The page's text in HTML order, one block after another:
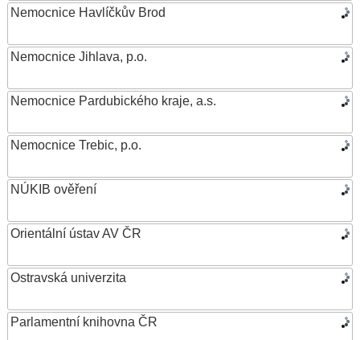
Nemocnice Havlíčkův Brod
Nemocnice Jihlava, p.o.
Nemocnice Pardubického kraje, a.s.
Nemocnice Trebic, p.o.
NÚKIB ověření
Orientální ústav AV ČR
Ostravská univerzita
Parlamentní knihovna ČR